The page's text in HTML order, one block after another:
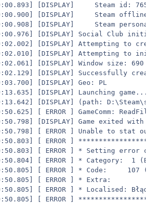
[DISPLAY]     Steam id:
[DISPLAY]     Steam offline:
[DISPLAY]     Steam persona:
[DISPLAY] Social Club
[DISPLAY] Attempting to
[DISPLAY] Attempting to
[DISPLAY] Window size: 690
[DISPLAY] Successfully
[DISPLAY] Geo: PL
[DISPLAY] Launching game...
[DISPLAY] (path:
[ ERROR ] GameComm:
[DISPLAY] Game exited with
[ ERROR ] Unable to stat
[ ERROR ]
[ ERROR ] * Setting error
[ ERROR ] * Category:  1
[ ERROR ] * Code:     107
[ ERROR ] * Extra:
[ ERROR ] * Localised:
[ ERROR ]